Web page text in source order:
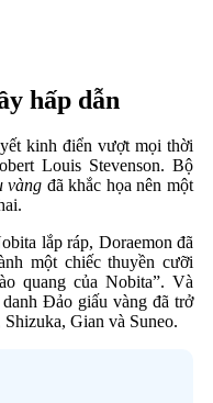
hấp dẫn
kinh điển vượt mọi thời
Louis Stevenson. Bộ
vàng đã khắc họa nên một
lắp ráp, Doraemon đã
một chiếc thuyền cưỡi
quang của Nobita”. Và
Đảo giấu vàng đã trở
Gian và Suneo.